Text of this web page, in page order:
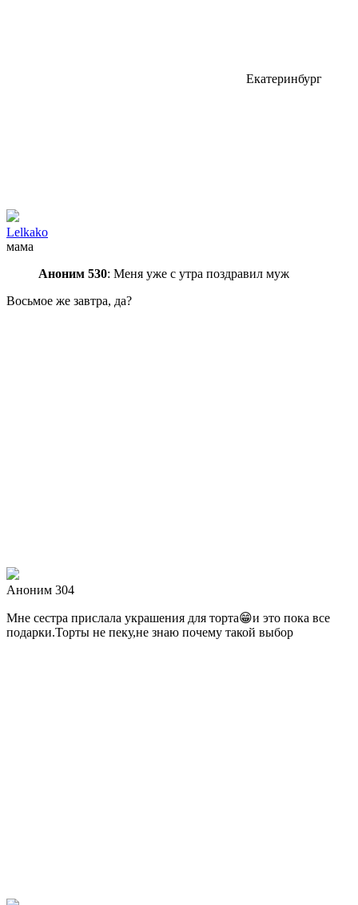
Екатеринбург
Lelkako
мама
Аноним 530: Меня уже с утра поздравил муж
Восьмое же завтра, да?
Аноним 304
Мне сестра прислала украшения для торта😁и это пока все
подарки.Торты не пеку,не знаю почему такой выбор